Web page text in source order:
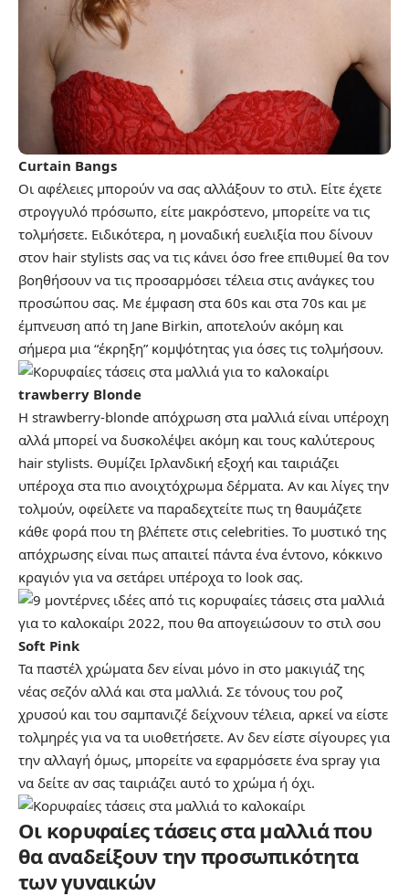
Curtain Bangs
Οι αφέλειες μπορούν να σας αλλάξουν το στιλ. Είτε έχετε
στρογγυλό πρόσωπο, είτε μακρόστενο, μπορείτε να τις
τολμήσετε. Ειδικότερα, η μοναδική ευελιξία που δίνουν
στον hair stylists σας να τις κάνει όσο free επιθυμεί θα τον
βοηθήσουν να τις προσαρμόσει τέλεια στις ανάγκες του
προσώπου σας. Με έμφαση στα 60s και στα 70s και με
έμπνευση από τη Jane Birkin, αποτελούν ακόμη και
σήμερα μια “έκρηξη” κομψότητας για όσες τις τολμήσουν.
trawberry Blonde
Η strawberry-blonde απόχρωση στα μαλλιά είναι υπέροχη
αλλά μπορεί να δυσκολέψει ακόμη και τους καλύτερους
hair stylists. Θυμίζει Ιρλανδική εξοχή και ταιριάζει
υπέροχα στα πιο ανοιχτόχρωμα δέρματα. Αν και λίγες την
τολμούν, οφείλετε να παραδεχτείτε πως τη θαυμάζετε
κάθε φορά που τη βλέπετε στις celebrities. Το μυστικό της
απόχρωσης είναι πως απαιτεί πάντα ένα έντονο, κόκκινο
κραγιόν για να σετάρει υπέροχα το look σας.
Soft Pink
Τα παστέλ χρώματα δεν είναι μόνο in στο μακιγιάζ της
νέας σεζόν αλλά και στα μαλλιά. Σε τόνους του ροζ
χρυσού και του σαμπανιζέ δείχνουν τέλεια, αρκεί να είστε
τολμηρές για να τα υιοθετήσετε. Αν δεν είστε σίγουρες για
την αλλαγή όμως, μπορείτε να εφαρμόσετε ένα spray για
να δείτε αν σας ταιριάζει αυτό το χρώμα ή όχι.
Οι κορυφαίες τάσεις στα μαλλιά που
θα αναδείξουν την προσωπικότητα
των γυναικών